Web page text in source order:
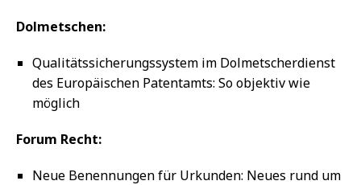
Dolmetschen:
Qualitätssicherungssystem im Dolmetscherdienst
des Europäischen Patentamts: So objektiv wie
möglich
Forum Recht:
Neue Benennungen für Urkunden: Neues rund um